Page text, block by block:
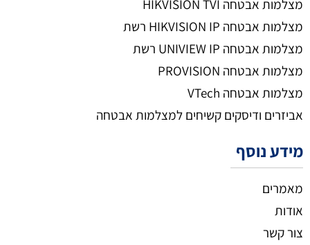
מצלמות אבטחה HIKVISION TVI
מצלמות אבטחה HIKVISION IP רשת
מצלמות אבטחה UNIVIEW IP רשת
מצלמות אבטחה PROVISION
מצלמות אבטחה VTech
אביזרים ודיסקים קשיחים למצלמות אבטחה
מידע נוסף
מאמרים
אודות
צור קשר